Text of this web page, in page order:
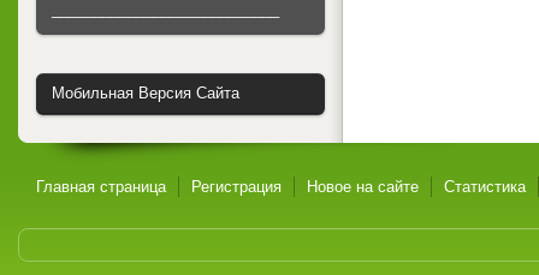
Мобильная Версия Сайта
Главная страница Регистрация Новое на сайте Статистика